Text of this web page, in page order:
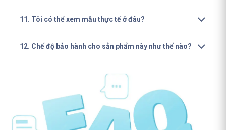
11. Tôi có thể xem mẫu thực tế ở đâu?
12. Chế độ bảo hành cho sản phẩm này như thế nào?